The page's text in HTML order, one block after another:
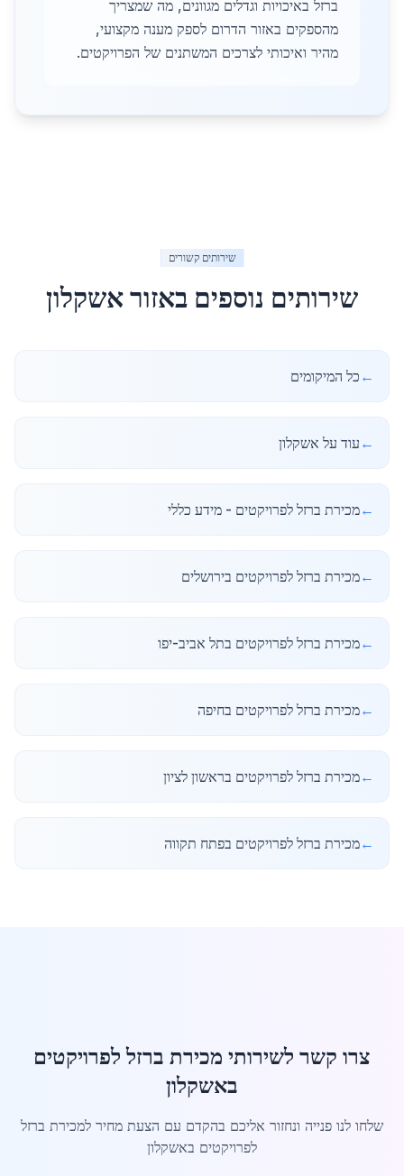
ברזל באיכויות וגדלים מגוונים, מה שמצריך
מהספקים באזור הדרום לספק מענה מקצועי,
מהיר ואיכותי לצרכים המשתנים של הפרויקטים.
שירותים קשורים
שירותים נוספים באזוראשקלון
← כל המיקומים
← עוד על אשקלון
←מכירת ברזל לפרויקטים - מידע כללי
←מכירת ברזל לפרויקטים בירושלים
←מכירת ברזל לפרויקטים בתל אביב-יפו
←מכירת ברזל לפרויקטים בחיפה
←מכירת ברזל לפרויקטים בראשון לציון
←מכירת ברזל לפרויקטים בפתח תקווה
צרו קשר לשירותי מכירת ברזל לפרויקטים
באשקלון
שלחו לנו פנייה ונחזור אליכם בהקדם עם הצעת מחיר למכירת ברזל
לפרויקטים באשקלון